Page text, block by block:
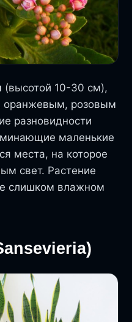
(высотой 10-30 см),
розовым
разновидности
маленькие
места, на которое
свет. Растение
слишком влажном